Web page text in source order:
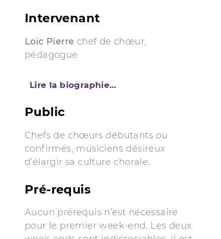
Intervenant
Loïc Pierre chef de chœur,
pédagogue
Lire la biographie…
Public
Chefs de chœurs débutants ou
confirmés, musiciens désireux
d’élargir sa culture chorale.
Pré-requis
Aucun prérequis n’est nécessaire
pour le premier week-end. Les deux